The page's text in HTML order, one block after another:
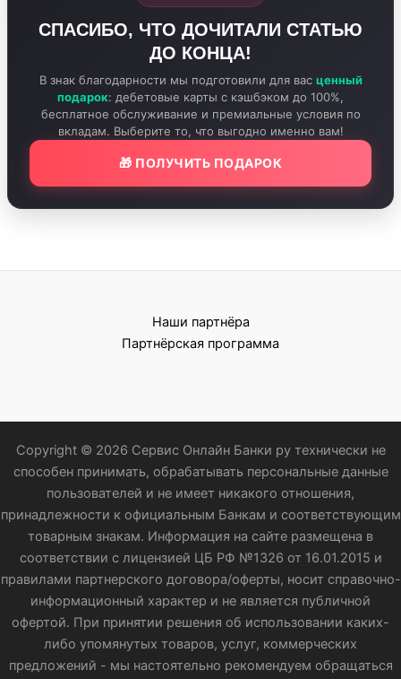
СПАСИБО, ЧТО ДОЧИТАЛИ СТАТЬЮ
ДО КОНЦА!
В знак благодарности мы подготовили для вас ценный
подарок: дебетовые карты с кэшбэком до 100%,
бесплатное обслуживание и премиальные условия по
вкладам. Выберите то, что выгодно именно вам!
🎁 ПОЛУЧИТЬ ПОДАРОК
Наши партнёра
Партнёрская программа
Copyright © 2026 Сервис Онлайн Банки ру технически не
способен принимать, обрабатывать персональные данные
пользователей и не имеет никакого отношения,
принадлежности к официальным Банкам и соответствующим
товарным знакам. Информация на сайте размещена в
соответствии с лицензией ЦБ РФ №1326 от 16.01.2015 и
правилами партнерского договора/оферты, носит справочно-
информационный характер и не является публичной
офертой. При принятии решения об использовании каких-
либо упомянутых товаров, услуг, коммерческих
предложений - мы настоятельно рекомендуем обращаться